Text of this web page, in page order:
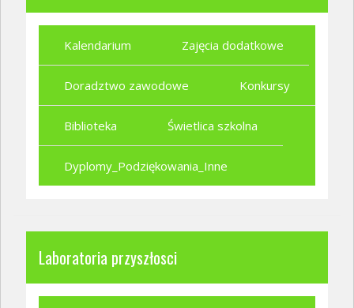
Kalendarium Zajęcia dodatkowe
Doradztwo zawodowe Konkursy
Biblioteka Świetlica szkolna
Dyplomy_Podziękowania_Inne
Laboratoria przyszłosci